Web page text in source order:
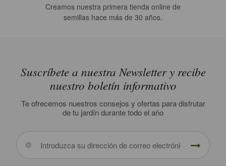
Creamos nuestra primera tienda online de
semillas hace más de 30 años.
Suscríbete a nuestra Newsletter y recibe
nuestro boletín informativo
Te ofrecemos nuestros consejos y ofertas para disfrutar
de tu jardín durante todo el año